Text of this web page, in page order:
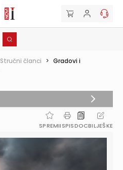
Stručni članci > Gradovi i
SPREMIISPISDOCBILJEŠKE